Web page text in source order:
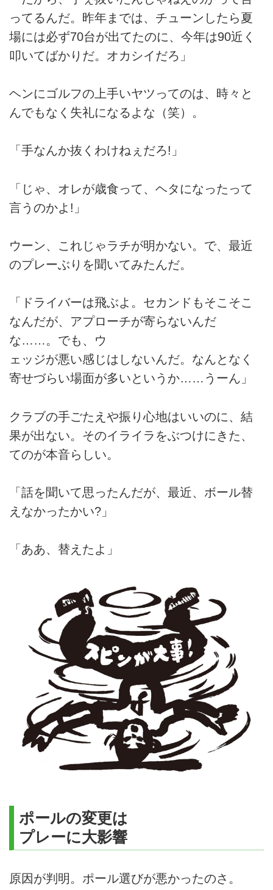
ってるんだ。昨年までは、チューンしたら夏
場には必ず70台が出てたのに、今年は90近く
叩いてばかりだ。オカシイだろ」
ヘンにゴルフの上手いヤツってのは、時々と
んでもなく失礼になるよな（笑）。
「手なんか抜くわけねぇだろ!」
「じゃ、オレが歳食って、ヘタになったって
言うのかよ!」
ウーン、これじゃラチが明かない。で、最近
のプレーぶりを聞いてみたんだ。
「ドライバーは飛ぶよ。セカンドもそこそこ
なんだが、アプローチが寄らないんだ
な……。でも、ウ
ェッジが悪い感じはしないんだ。なんとなく
寄せづらい場面が多いというか……うーん」
クラブの手ごたえや振り心地はいいのに、結
果が出ない。そのイライラをぶつけにきた、
てのが本音らしい。
「話を聞いて思ったんだが、最近、ボール替
えなかったかい?」
「ああ、替えたよ」
ポールの変更は
プレーに大影響
原因が判明。ポール選びが悪かったのさ。